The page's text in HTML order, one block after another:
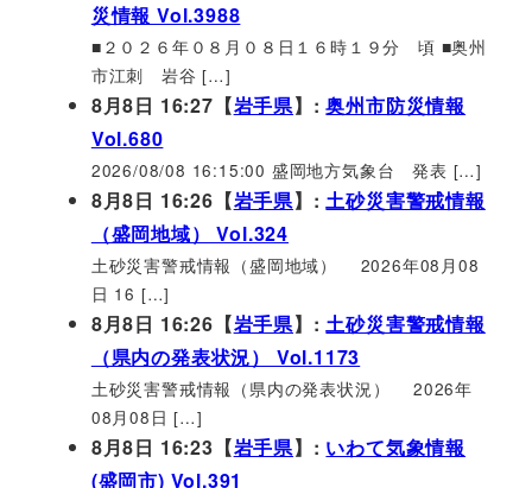
災情報 Vol.3988
■２０２６年０８月０８日１６時１９分 頃 ■奥州
市江刺 岩谷 […]
8月8日 16:27【岩手県】:奥州市防災情報
Vol.680
2026/08/08 16:15:00 盛岡地方気象台 発表 […]
8月8日 16:26【岩手県】:土砂災害警戒情報
（盛岡地域） Vol.324
土砂災害警戒情報（盛岡地域） 2026年08月08
日 16 […]
8月8日 16:26【岩手県】:土砂災害警戒情報
（県内の発表状況） Vol.1173
土砂災害警戒情報（県内の発表状況） 2026年
08月08日 […]
8月8日 16:23【岩手県】: いわて気象情報
(盛岡市) Vol.391